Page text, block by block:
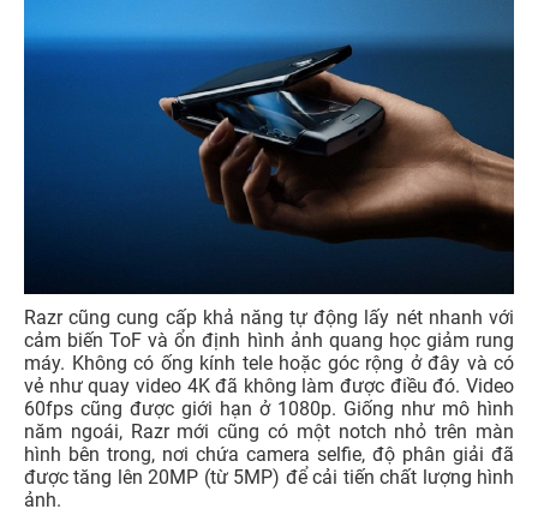
Razr cũng cung cấp khả năng tự động lấy nét nhanh với
cảm biến ToF và ổn định hình ảnh quang học giảm rung
máy. Không có ống kính tele hoặc góc rộng ở đây và có
vẻ như quay video 4K đã không làm được điều đó. Video
60fps cũng được giới hạn ở 1080p. Giống như mô hình
năm ngoái, Razr mới cũng có một notch nhỏ trên màn
hình bên trong, nơi chứa camera selfie, độ phân giải đã
được tăng lên 20MP (từ 5MP) để cải tiến chất lượng hình
ảnh.